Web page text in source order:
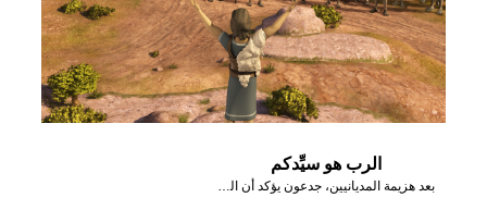
الرب هو سيِّدكم
بعد هزيمة المديانيين، جدعون يؤكد أن الرب هو سيِّد إسرائيل.